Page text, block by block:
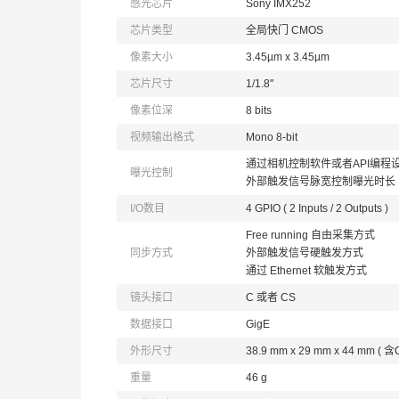
感光芯片 Sony IMX252
芯片类型 全局快门 CMOS
像素大小 3.45µm x 3.45µm
芯片尺寸 1/1.8"
像素位深 8 bits
视频输出格式 Mono 8-bit
曝光控制
通过相机控制软件或者API编程
外部触发信号脉宽控制曝光时长
I/O数目 4 GPIO ( 2 Inputs / 2 Outputs )
同步方式
Free running 自由采集方式
外部触发信号硬触发方式
通过 Ethernet 软触发方式
镜头接口 C 或者 CS
数据接口 GigE
外形尺寸 38.9 mm x 29 mm x 44 mm ( 含
重量 46 g